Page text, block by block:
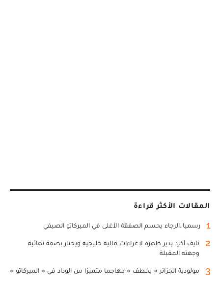
المقالات الأكثر قراءة
1 رسميا..الرجاء يحسم الصفقة الأغلى في الميركاتو الصيفي
2
نايف أكرد يدير ظهره لاغراءات مالية خليجية ويختار بصفة نهائية
وجهته المقبلة
3 مولودية الجزائر « يخطف » مهاجما متميزا من الوداد في « الميركاتو »